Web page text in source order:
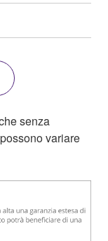
senza
variare